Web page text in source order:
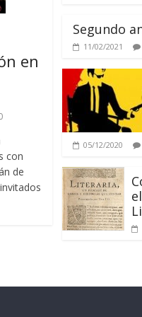
en
con
de
Segundo
11/02/2021
05/12/2020